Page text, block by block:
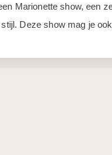
Marionette show, een
Deze show mag je